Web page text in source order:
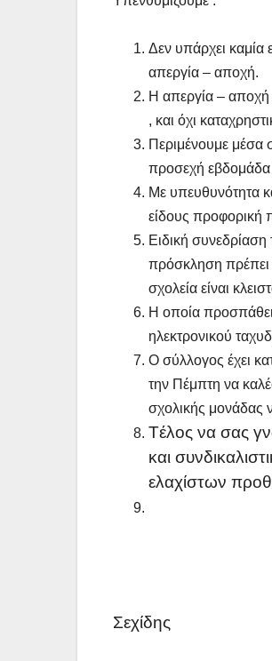
Δεν υπάρχει καμία
απεργία – αποχή.
Η απεργία – αποχή
, και όχι
Περιμένουμε μέσα
προσεχή
Με υπευθυνότητα
είδους προφορική
Ειδική
πρόσκληση πρέπει
σχολεία είναι
Η οποία
ηλεκτρονικού
Ο σύλλογος έχει
την Πέμπτη να
σχολικής μονάδας
Tέλος να σας
και
ελαχίστων
Σεχίδης